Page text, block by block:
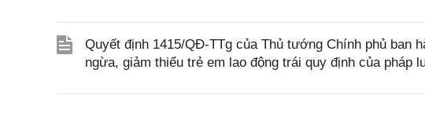
Quyết định 1415/QĐ-TTg của Thủ tướng Chính phủ ban
ngừa, giảm thiểu trẻ em lao động trái quy định của pháp